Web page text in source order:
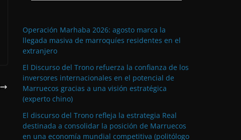
Operación Marhaba 2026: agosto marca la
llegada masiva de marroquíes residentes en el
extranjero
El Discurso del Trono refuerza la confianza de los
inversores internacionales en el potencial de
Marruecos gracias a una visión estratégica
(experto chino)
El discurso del Trono refleja la estrategia Real
destinada a consolidar la posición de Marruecos
en una economía mundial competitiva (politólogo